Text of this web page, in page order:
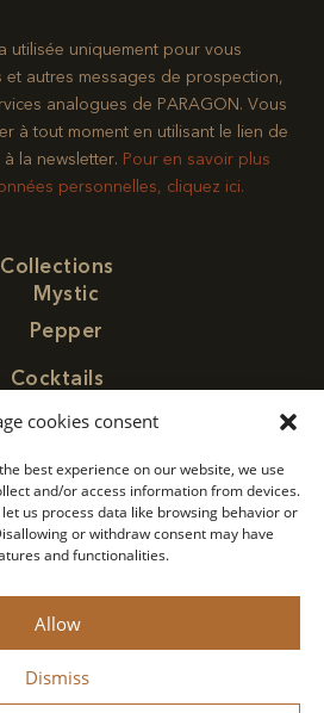
cookies consent
best experience on our website, we use
and/or access information from devices.
us process data like browsing behavior or
or withdraw consent may have
and functionalities.
Allow
Dismiss
utilisée uniquement pour vous
et autres messages de prospection,
analogues de PARAGON. Vous
à tout moment en utilisant le lien de
la newsletter.​ Pour en savoir plus
personnelles, cliquez ici.
Collections
Mystic
Pepper
Cocktails
Paragon
Concept
Policy
Notice
All rights reserved
responsibly.